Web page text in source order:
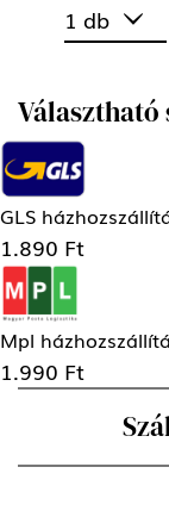
1 db
GLS
1.890 Ft
Mpl
1.990 Ft